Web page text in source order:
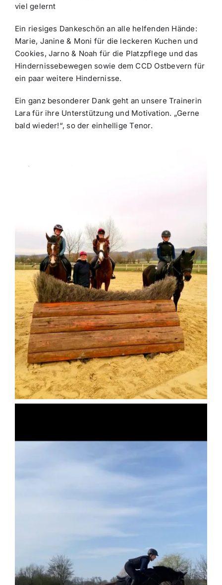
viel gelernt
Ein riesiges Dankeschön an alle helfenden Hände:
Marie, Janine & Moni für die leckeren Kuchen und
Cookies, Jarno & Noah für die Platzpflege und das
Hindernissebewegen sowie dem CCD Ostbevern für
ein paar weitere Hindernisse.
Ein ganz besonderer Dank geht an unsere Trainerin
Lara für ihre Unterstützung und Motivation. „Gerne
bald wieder!“, so der einhellige Tenor.